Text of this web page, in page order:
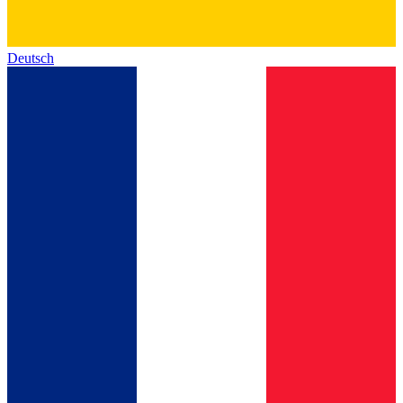
Deutsch